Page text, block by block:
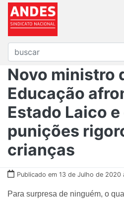
Novo ministro
Educação
Estado Laico
punições
crianças
Publicado em 13 de Julho de 2020
Para surpresa de ninguém, o